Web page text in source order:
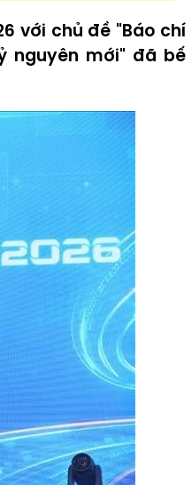
với chủ đề "Báo chí
nguyên mới" đã bế